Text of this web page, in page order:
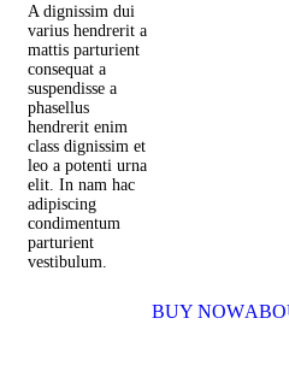
A dignissim dui
varius hendrerit a
mattis parturient
consequat a
suspendisse a
phasellus
hendrerit enim
class dignissim et
leo a potenti urna
elit. In nam hac
adipiscing
condimentum
parturient
vestibulum.
BUY NOW